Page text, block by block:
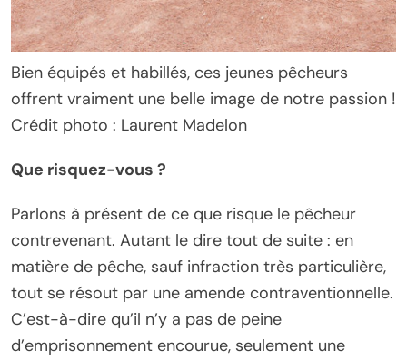
Bien équipés et habillés, ces jeunes pêcheurs
offrent vraiment une belle image de notre passion !
Crédit photo : Laurent Madelon
Que risquez-vous ?
Parlons à présent de ce que risque le pêcheur
contrevenant. Autant le dire tout de suite : en
matière de pêche, sauf infraction très particulière,
tout se résout par une amende contraventionnelle.
C’est-à-dire qu’il n’y a pas de peine
d’emprisonnement encourue, seulement une